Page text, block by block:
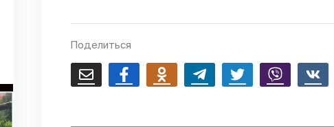
Поделиться
Email FacebookOdnoklassnikiTelegram Twitter Viber